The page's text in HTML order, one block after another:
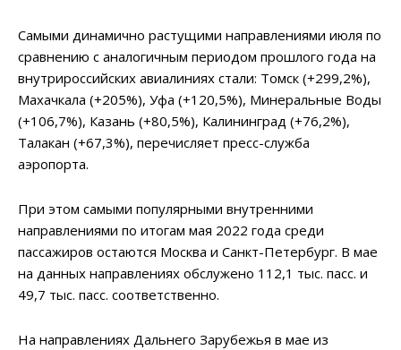
Самыми динамично растущими направлениями июля по
сравнению с аналогичным периодом прошлого года на
внутрироссийских авиалиниях стали: Томск (+299,2%),
Махачкала (+205%), Уфа (+120,5%), Минеральные Воды
(+106,7%), Казань (+80,5%), Калининград (+76,2%),
Талакан (+67,3%), перечисляет пресс-служба
аэропорта.
При этом самыми популярными внутренними
направлениями по итогам мая 2022 года среди
пассажиров остаются Москва и Санкт-Петербург. В мае
на данных направлениях обслужено 112,1 тыс. пасс. и
49,7 тыс. пасс. соответственно.
На направлениях Дальнего Зарубежья в мае из